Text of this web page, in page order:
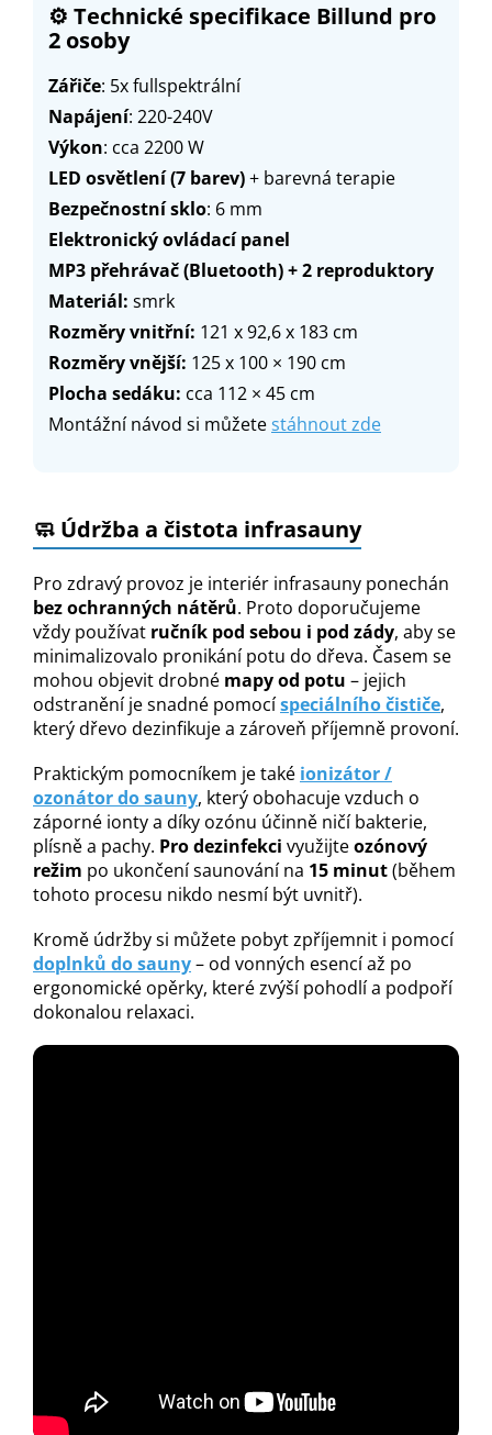
⚙️ Technické specifikace Billund pro
2 osoby
Zářiče: 5x fullspektrální
Napájení: 220-240V
Výkon: cca 2200 W
LED osvětlení (7 barev)+ barevná terapie
Bezpečnostní sklo: 6 mm
Elektronický ovládací panel
MP3 přehrávač (Bluetooth) + 2 reproduktory
Materiál: smrk
Rozměry vnitřní: 121 x 92,6 x 183 cm
Rozměry vnější: 125 x 100 × 190 cm
Plocha sedáku: cca 112 × 45 cm
Montážní návod si můžetestáhnout zde
🧼 Údržba a čistota infrasauny
Pro zdravý provoz je interiér infrasauny ponechán
bez ochranných nátěrů. Proto doporučujeme
vždy používat ručník pod sebou i pod zády, aby se
minimalizovalo pronikání potu do dřeva. Časem se
mohou objevit drobné mapy od potu – jejich
odstranění je snadné pomocíspeciálního čističe,
který dřevo dezinfikuje a zároveň příjemně provoní.
Praktickým pomocníkem je také ionizátor /
ozonátor do sauny, který obohacuje vzduch o
záporné ionty a díky ozónu účinně ničí bakterie,
plísně a pachy. Pro dezinfekci využijteozónový
režim po ukončení saunování na 15 minut(během
tohoto procesu nikdo nesmí být uvnitř).
Kromě údržby si můžete pobyt zpříjemnit i pomocí
doplnků do sauny– od vonných esencí až po
ergonomické opěrky, které zvýší pohodlí a podpoří
dokonalou relaxaci.